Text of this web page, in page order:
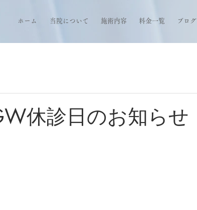
ホーム 当院について 施術内容 料金一覧 ブログ
休診日のお知らせ